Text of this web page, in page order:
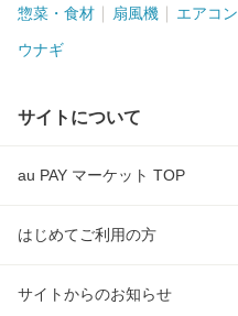
惣菜・食材 扇風機 エアコン
ウナギ
サイトについて
au PAY マーケット TOP
はじめてご利用の方
サイトからのお知らせ